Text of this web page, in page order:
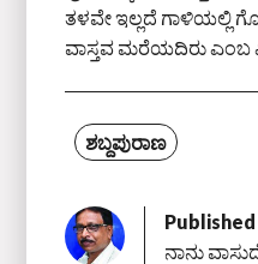
ತಳವೇ ಇಲ್ಲದೆ ಗಾಳಿಯಲ್ಲಿ
ವಾಸ್ತವ ಮರೆಯದಿರು ಎಂಬ
ಶಬ್ದಪುರಾಣ
ನಾನು